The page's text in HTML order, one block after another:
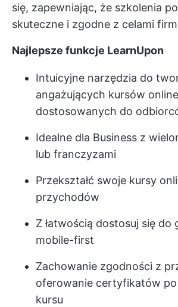
się, zapewniając, że szkolenia
skuteczne i zgodne z celami
Najlepsze funkcje LearnUpon
Intuicyjne narzędzia do
angażujących kursów online
dostosowanych do
Idealne dla Business z
lub franczyzami
Przekształć swoje kursy
przychodów
Z łatwością dostosuj się do
mobile-first
Zachowanie zgodności z
oferowanie certyfikatów
kursu